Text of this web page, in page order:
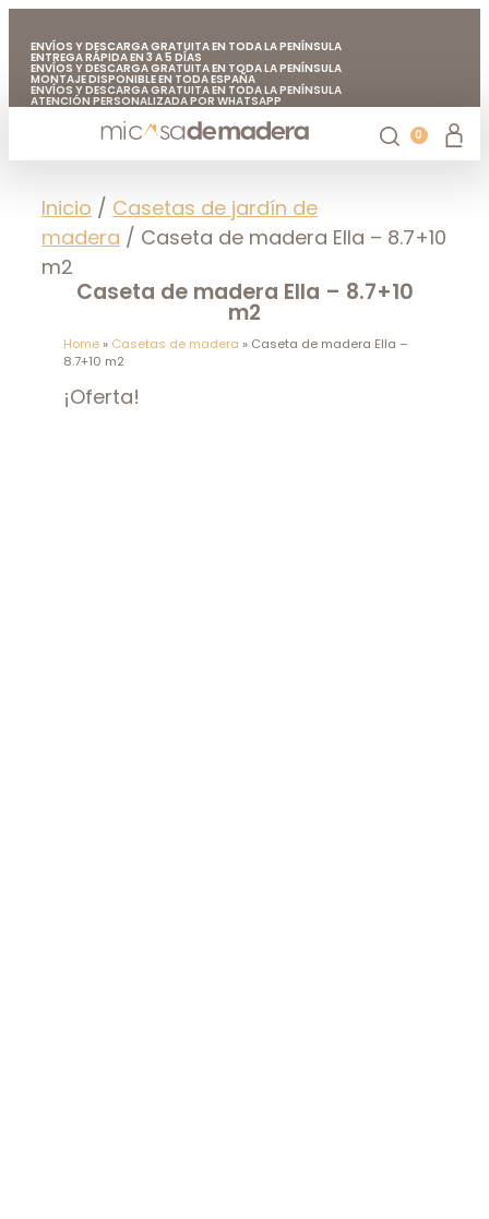
ENVÍOS Y DESCARGA GRATUITA EN TODA LA PENÍNSULA
ENTREGA RÁPIDA EN 3 A 5 DÍAS
ENVÍOS Y DESCARGA GRATUITA EN TODA LA PENÍNSULA
MONTAJE DISPONIBLE EN TODA ESPAÑA
ENVÍOS Y DESCARGA GRATUITA EN TODA LA PENÍNSULA
ATENCIÓN PERSONALIZADA POR WHATSAPP
FABRICADO EN EUROPA CON MADERA DE CALIDAD
ENVÍOS Y DESCARGA GRATUITA EN TODA LA PENÍNSULA
0
Inicio / Casetas de jardín de
madera / Caseta de madera Ella – 8.7+10
m2
Caseta de madera Ella – 8.7+10
m2
Home» Casetas de madera » Caseta de madera Ella –
8.7+10 m2
¡Oferta!